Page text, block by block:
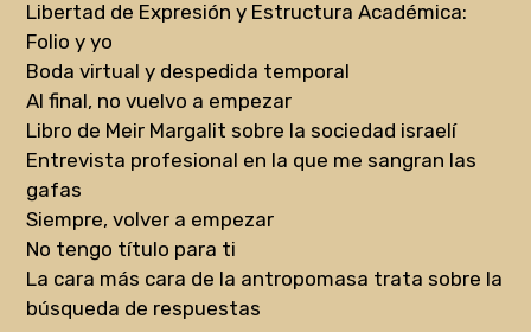
Libertad de Expresión y Estructura Académica:
Folio y yo
Boda virtual y despedida temporal
Al final, no vuelvo a empezar
Libro de Meir Margalit sobre la sociedad israelí
Entrevista profesional en la que me sangran las
gafas
Siempre, volver a empezar
No tengo título para ti
La cara más cara de la antropomasa trata sobre la
búsqueda de respuestas